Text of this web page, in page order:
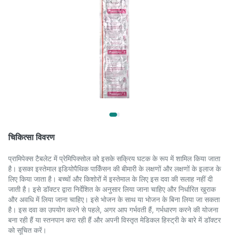
चिकित्सा विवरण
प्रामिपेक्स टैबलेट में प्रेमिपिक्सोल को इसके सक्रिय घटक के रूप में शामिल किया जाता
है। इसका इस्तेमाल इडियोपैथिक पार्किंसन की बीमारी के लक्षणों और लक्षणों के इलाज के
लिए किया जाता है। बच्चों और किशोरों में इस्तेमाल के लिए इस दवा की सलाह नहीं दी
जाती है। इसे डॉक्टर द्वारा निर्देशित के अनुसार लिया जाना चाहिए और निर्धारित खुराक
और अवधि में लिया जाना चाहिए। इसे भोजन के साथ या भोजन के बिना लिया जा सकता
है। इस दवा का उपयोग करने से पहले, अगर आप गर्भवती हैं, गर्भधारण करने की योजना
बना रही हैं या स्तनपान करा रही हैं और अपनी विस्तृत मेडिकल हिस्ट्री के बारे में डॉक्टर
को सूचित करें।